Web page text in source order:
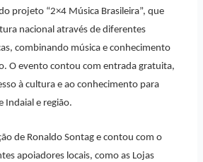
projeto “2×4 Música Brasileira”, que
nacional através de diferentes
combinando música e conhecimento
O evento contou com entrada gratuita,
à cultura e ao conhecimento para
Indaial e região.
de Ronaldo Sontag e contou com o
apoiadores locais, como as Lojas